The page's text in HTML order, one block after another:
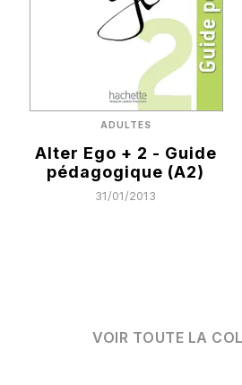
ADULTES
Alter Ego + 2 - Guide
pédagogique (A2)
31/01/2013
VOIR TOUTE LA